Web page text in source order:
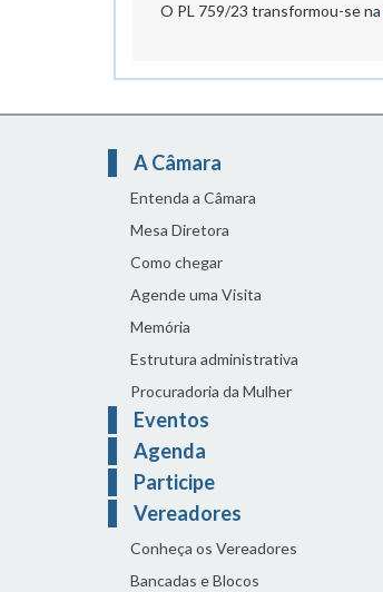
O PL 759/23 transformou-se na
A Câmara
Entenda a Câmara
Mesa Diretora
Como chegar
Agende uma Visita
Memória
Estrutura administrativa
Procuradoria da Mulher
Eventos
Agenda
Participe
Vereadores
Conheça os Vereadores
Bancadas e Blocos